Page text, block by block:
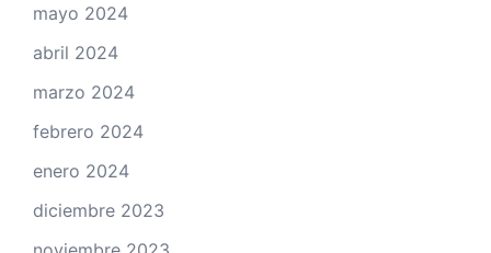
mayo 2024
abril 2024
marzo 2024
febrero 2024
enero 2024
diciembre 2023